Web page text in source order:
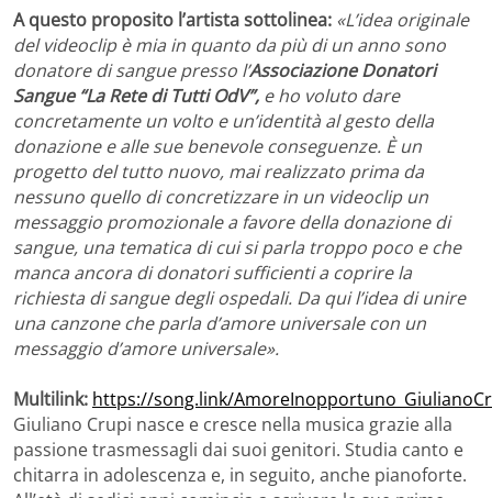
A questo proposito l’artista sottolinea: «L’idea originale
del videoclip è mia in quanto da più di un anno sono
donatore di sangue presso l’Associazione Donatori
Sangue “La Rete di Tutti OdV”, e ho voluto dare
concretamente un volto e un’identità al gesto della
donazione e alle sue benevole conseguenze. È un
progetto del tutto nuovo, mai realizzato prima da
nessuno quello di concretizzare in un videoclip un
messaggio promozionale a favore della donazione di
sangue, una tematica di cui si parla troppo poco e che
manca ancora di donatori sufficienti a coprire la
richiesta di sangue degli ospedali. Da qui l’idea di unire
una canzone che parla d’amore universale con un
messaggio d’amore universale».
Multilink: https://song.link/
Giuliano Crupi nasce e cresce nella musica grazie alla
passione trasmessagli dai suoi genitori. Studia canto e
chitarra in adolescenza e, in seguito, anche pianoforte.